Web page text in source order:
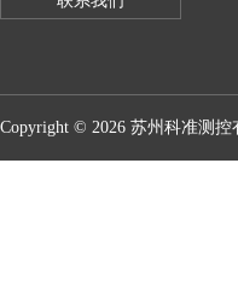
Copyright © 2026 苏州科准测控